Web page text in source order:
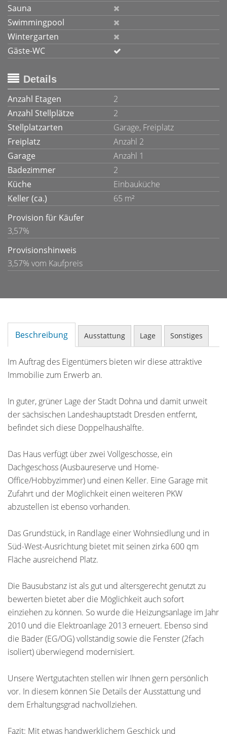
Sauna
Swimmingpool
Wintergarten
Gäste-WC
Details
Anzahl Etagen
2
Anzahl Stellplätze
2
Stellplatzarten
Garage, Freiplatz
Freiplatz
Anzahl 2
Garage
Anzahl 1
Badezimmer
2
Küche
Einbauküche
Keller (ca.)
65 m²
Provision für Käufer
3,57%
Provisionshinweis
3,57% vom Kaufpreis
Beschreibung Ausstattung Lage Sonstiges
Im Auftrag des Eigentümers bieten wir diese attraktive
Immobilie zum Erwerb an.
In guter, grüner Lage der Stadt Dohna und damit unweit
der sächsischen Landeshauptstadt Dresden entfernt,
befindet sich diese Doppelhaushälfte.
Das Haus verfügt über zwei Vollgeschosse, ein
Dachgeschoss (Ausbaureserve und Home-
Office/Hobbyzimmer) und einen Keller. Eine Garage mit
Zufahrt und der Möglichkeit einen weiteren PKW
abzustellen ist ebenso vorhanden.
Das Grundstück, in Randlage einer Wohnsiedlung und in
Süd-West-Ausrichtung bietet mit seinen zirka 600 qm
Fläche ausreichend Platz.
Die Bausubstanz ist als gut und altersgerecht genutzt zu
bewerten bietet aber die Möglichkeit auch sofort
einziehen zu können. So wurde die Heizungsanlage im Jahr
2010 und die Elektroanlage 2013 erneuert. Ebenso sind
die Bäder (EG/OG) vollständig sowie die Fenster (2fach
isoliert) überwiegend modernisiert.
Unsere Wertgutachten stellen wir Ihnen gern persönlich
vor. In diesem können Sie Details der Ausstattung und
dem Erhaltungsgrad nachvollziehen.
Fazit: Mit etwas handwerklichem Geschick und